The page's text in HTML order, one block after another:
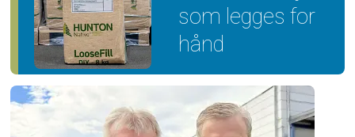
som legges for
hånd